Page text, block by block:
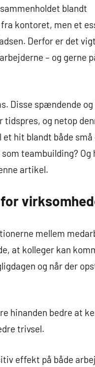
blandt
kontoret, men et
Derfor er det
– og gerne
Disse spændende
tidspres, og netop
hit blandt både små
teambuilding? Og
artikel.
mellem
at kolleger kan
og når der
hinanden bedre at
trivsel.
effekt på både